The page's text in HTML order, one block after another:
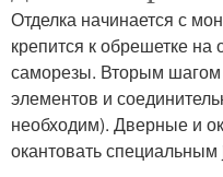
Отделка начинается с
крепится к обрешетке
саморезы. Вторым шагом
элементов и
необходим). Дверные и
окантовать